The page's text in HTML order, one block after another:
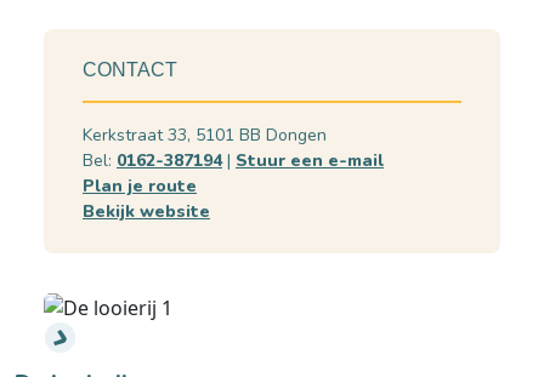
CONTACT
Kerkstraat 33, 5101 BB Dongen
Bel: 0162-387194| Stuur een e-mail
Plan je route
Bekijk website